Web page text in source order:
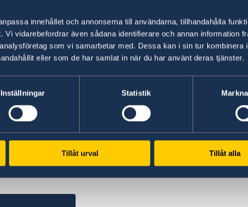
innehållet och annonserna till användarna, tillhandahålla
vidarebefordrar även sådana identifierare och annan information
som vi samarbetar med. Dessa kan i sin tur kombinera
eller som de har samlat in när du har använt deras tjänster.
Inställningar Statistik
Tillåt urval Tillåt alla
har valt att värna Sveriges och svenskars säkerhet.
vårt land säkrare. Vi står inte ensamma i en orolig tid,
Stenergard.
pressmeddelandet om utrikesdeklarationen på
hela utrikesdeklarationen på regeringen.se.
uppdaterad 18 feb. 2026, 13.26